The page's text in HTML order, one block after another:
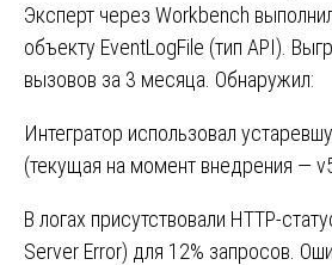
Эксперт через Workbench
объекту EventLogFile (тип API).
вызовов за 3 месяца. Обнаружил:
Интегратор использовал
(текущая на момент внедрения —
В логах присутствовали HTTP-
Server Error) для 12% запросов.